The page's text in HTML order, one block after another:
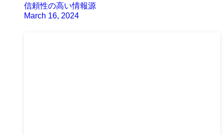
信頼性の高い情報源
March 16, 2024